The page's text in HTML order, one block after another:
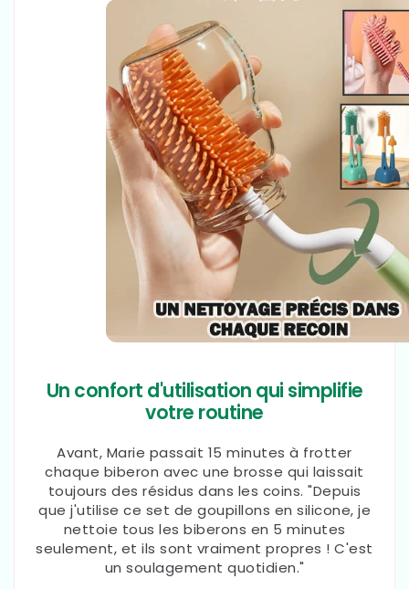
Un confort d'utilisation qui simplifie
votre routine
Avant, Marie passait 15 minutes à frotter
chaque biberon avec une brosse qui laissait
toujours des résidus dans les coins. "Depuis
que j'utilise ce set de goupillons en silicone, je
nettoie tous les biberons en 5 minutes
seulement, et ils sont vraiment propres ! C'est
un soulagement quotidien."